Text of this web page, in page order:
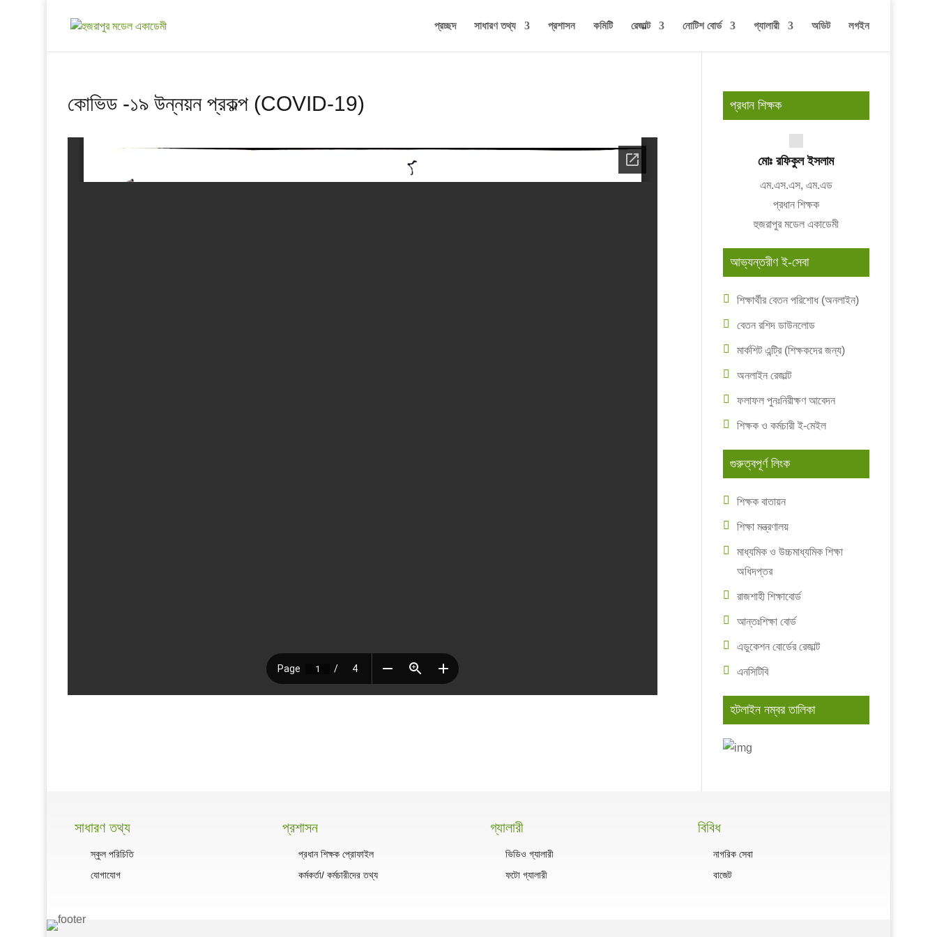
প্রচ্ছদ সাধারণ তথ্য প্রশাসন কমিটি রেজাল্ট নোটিশ বোর্ড গ্যালারী অডিট লগইন
কোভিড -১৯ উন্নয়ন প্রকল্প (COVID-19) প্রধান শিক্ষক
মোঃ রফিকুল ইসলাম
এম.এস.এস, এম.এড
প্রধান শিক্ষক
হুজরাপুর মডেল একাডেমী
আভ্যন্তরীণ ই-সেবা
শিক্ষার্থীর বেতন পরিশোধ (অনলাইন)
বেতন রশিদ ডাউনলোড
মার্কশিট এন্ট্রি (শিক্ষকদের জন্য)
অনলাইন রেজাল্ট
ফলাফল পুনঃনিরীক্ষণ আবেদন
শিক্ষক ও কর্মচারী ই-মেইল
গুরুত্বপূর্ণ লিংক
শিক্ষক বাতায়ন
শিক্ষা মন্ত্রণালয়
মাধ্যমিক ও উচ্চমাধ্যমিক শিক্ষা
অধিদপ্তর
রাজশাহী শিক্ষাবোর্ড
আন্তঃশিক্ষা বোর্ড
এডুকেশন বোর্ডের রেজাল্ট
এনসিটিবি
হটলাইন নম্বর তালিকা
সাধারণ তথ্য
স্কুল পরিচিতি
যোগাযোগ
প্রশাসন
প্রধান শিক্ষক প্রোফাইল
কর্মকর্তা/ কর্মচারীদের তথ্য
গ্যালারী
ভিডিও গ্যালারী
ফটো গ্যালারী
বিবিধ
নাগরিক সেবা
বাজেট